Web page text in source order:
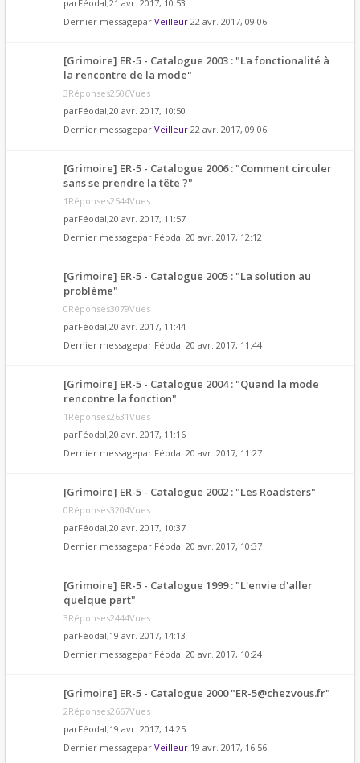
parFéodal,21 avr. 2017, 10:53
Dernier messagepar Veilleur 22 avr. 2017, 09:06
[Grimoire] ER-5 - Catalogue 2003 : "La fonctionalité à
la rencontre de la mode"
3Réponses2506Vues
parFéodal,20 avr. 2017, 10:50
Dernier messagepar Veilleur 22 avr. 2017, 09:06
[Grimoire] ER-5 - Catalogue 2006 : "Comment circuler
sans se prendre la tête ?"
1Réponses2544Vues
parFéodal,20 avr. 2017, 11:57
Dernier messagepar Féodal 20 avr. 2017, 12:12
[Grimoire] ER-5 - Catalogue 2005 : "La solution au
problème"
0Réponses3079Vues
parFéodal,20 avr. 2017, 11:44
Dernier messagepar Féodal 20 avr. 2017, 11:44
[Grimoire] ER-5 - Catalogue 2004 : "Quand la mode
rencontre la fonction"
1Réponses2631Vues
parFéodal,20 avr. 2017, 11:16
Dernier messagepar Féodal 20 avr. 2017, 11:27
[Grimoire] ER-5 - Catalogue 2002 : "Les Roadsters"
0Réponses3204Vues
parFéodal,20 avr. 2017, 10:37
Dernier messagepar Féodal 20 avr. 2017, 10:37
[Grimoire] ER-5 - Catalogue 1999 : "L'envie d'aller
quelque part"
3Réponses2444Vues
parFéodal,19 avr. 2017, 14:13
Dernier messagepar Féodal 20 avr. 2017, 10:24
[Grimoire] ER-5 - Catalogue 2000 "ER-5@chezvous.fr"
2Réponses2667Vues
parFéodal,19 avr. 2017, 14:25
Dernier messagepar Veilleur 19 avr. 2017, 16:56